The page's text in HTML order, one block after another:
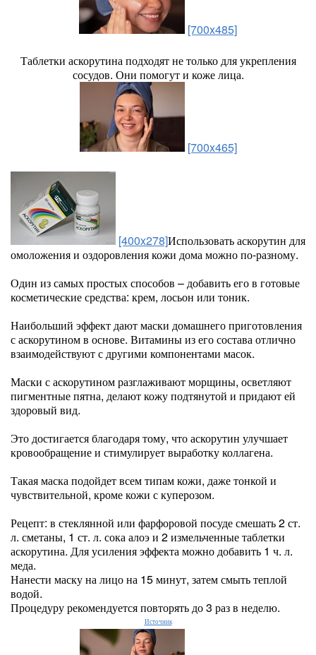
[700x485]
Таблетки аскорутина подходят не только для укрепления
сосудов. Они помогут и коже лица.
[700x465]
[400x278]Использовать аскорутин для
омоложения и оздоровления кожи дома можно по-разному.
Один из самых простых способов – добавить его в готовые
косметические средства: крем, лосьон или тоник.
Наибольший эффект дают маски домашнего приготовления
с аскорутином в основе. Витамины из его состава отлично
взаимодействуют с другими компонентами масок.
Маски с аскорутином разглаживают морщины, осветляют
пигментные пятна, делают кожу подтянутой и придают ей
здоровый вид.
Это достигается благодаря тому, что аскорутин улучшает
кровообращение и стимулирует выработку коллагена.
Такая маска подойдет всем типам кожи, даже тонкой и
чувствительной, кроме кожи с куперозом.
Рецепт: в стеклянной или фарфоровой посуде смешать 2 ст.
л. сметаны, 1 ст. л. сока алоэ и 2 измельченные таблетки
аскорутина. Для усиления эффекта можно добавить 1 ч. л.
меда.
Нанести маску на лицо на 15 минут, затем смыть теплой
водой.
Процедуру рекомендуется повторять до 3 раз в неделю.
Источник